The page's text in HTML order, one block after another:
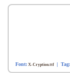
Font: X-Cryption.ttf | Tag: